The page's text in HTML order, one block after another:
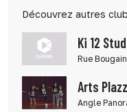
Découvrez autres
Ki 12
Rue
Arts
Angle